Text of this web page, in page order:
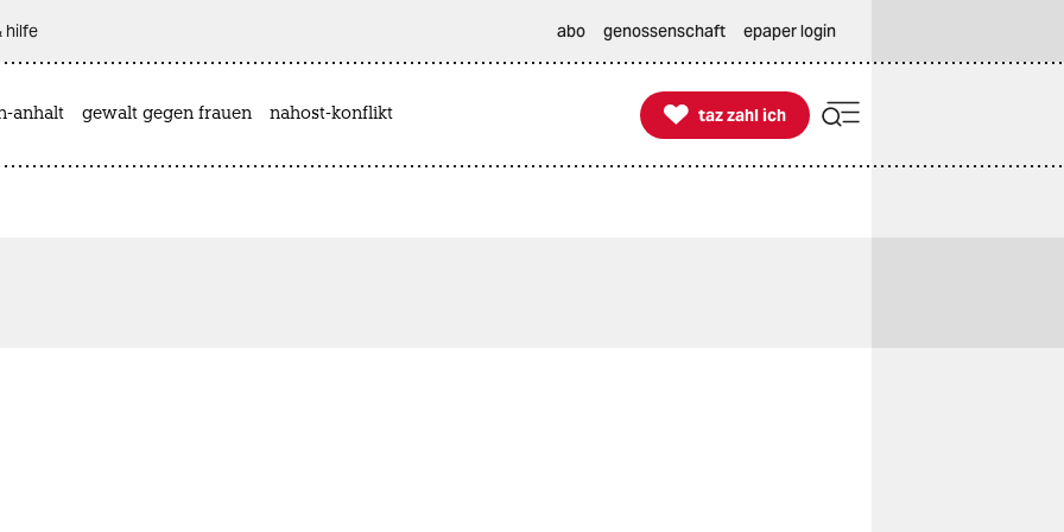
hilfe abo genossenschaft epaper login
anhalt gewalt gegen frauen nahost-konflikt 
taz zahl ich
taz zahl ich